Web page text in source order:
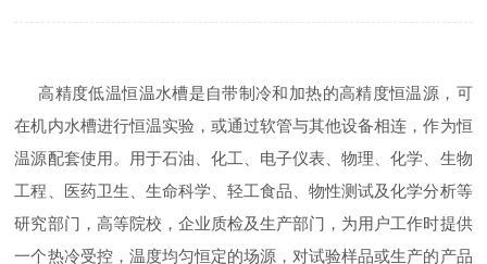
高精度低温恒温水槽是自带制冷和加热的高精度恒温源，可
在机内水槽进行恒温实验，或通过软管与其他设备相连，作为恒
温源配套使用。用于石油、化工、电子仪表、物理、化学、生物
工程、医药卫生、生命科学、轻工食品、物性测试及化学分析等
研究部门，高等院校，企业质检及生产部门，为用户工作时提供
一个热冷受控，温度均匀恒定的场源，对试验样品或生产的产品